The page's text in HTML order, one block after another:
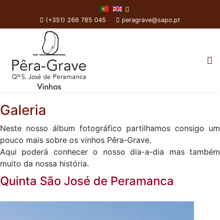
(+351) 266 785 045 peragrave@sapo.pt
Galeria
Neste nosso álbum fotográfico partilhamos consigo um
pouco mais sobre os vinhos Pêra-Grave.
Aqui poderá conhecer o nosso dia-a-dia mas também
muito da nossa história.
Quinta São José de Peramanca